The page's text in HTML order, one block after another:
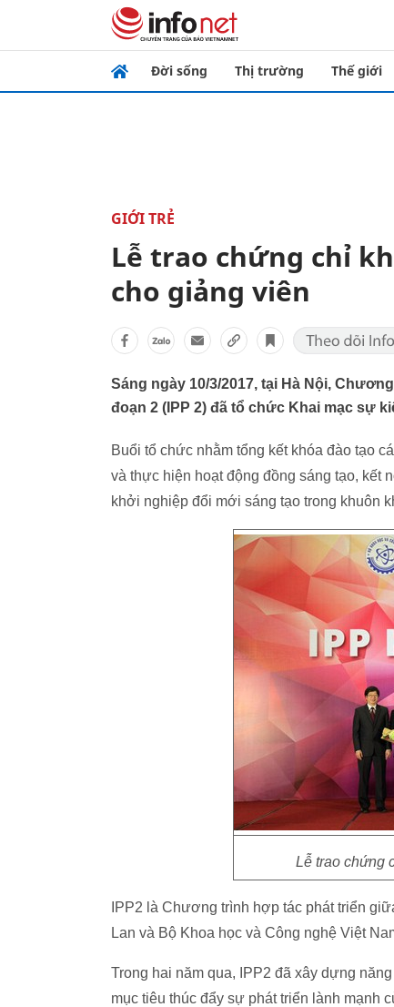
Đời sống Thị trường Thế giới
GIỚI TRẺ
Lễ trao chứng chỉ
cho giảng viên
Sáng ngày 10/3/2017, tại Hà Nội,
đoạn 2 (IPP 2) đã tổ chức Khai mạc sự
Buổi tổ chức nhằm tổng kết khóa đào tạo
và thực hiện hoạt động đồng sáng tạo, kết
khởi nghiệp đổi mới sáng tạo trong khuôn
Lễ trao chứng
IPP2 là Chương trình hợp tác phát triển
Lan và Bộ Khoa học và Công nghệ Việt
Trong hai năm qua, IPP2 đã xây dựng
mục tiêu thúc đẩy sự phát triển lành mạnh